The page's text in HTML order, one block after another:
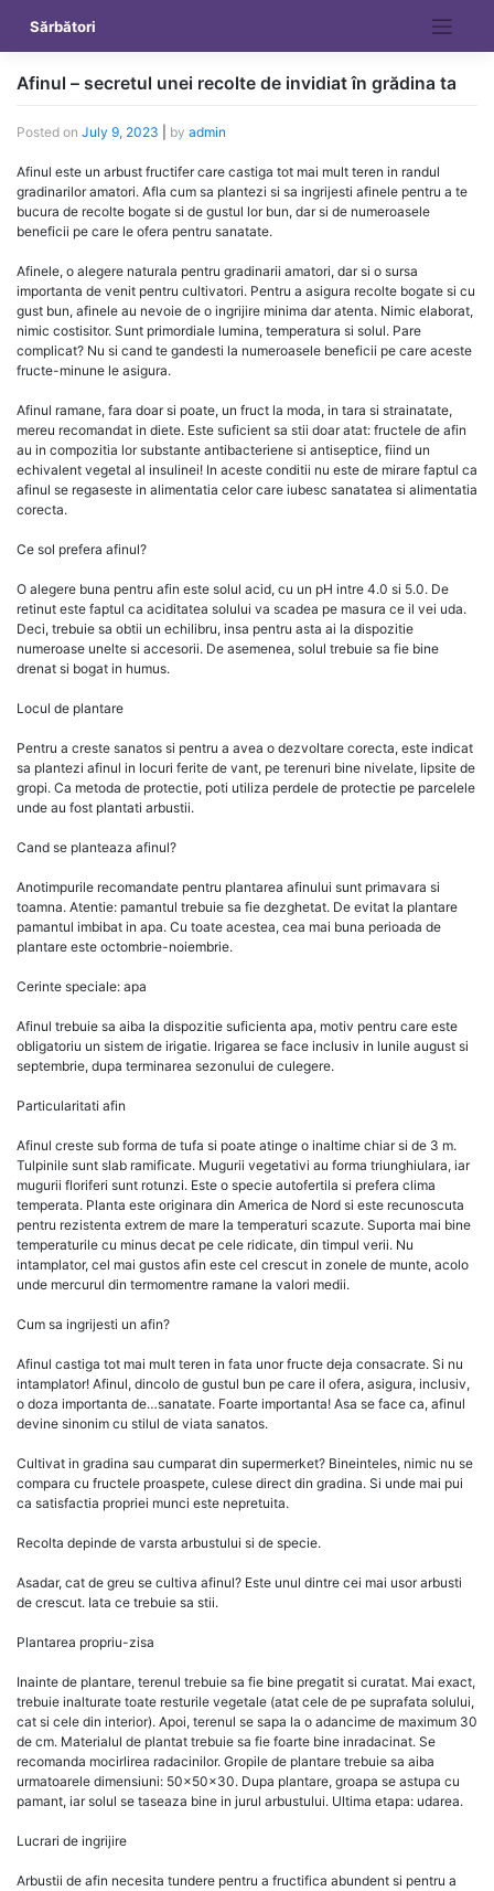
content
Sărbători
Afinul – secretul unei recolte de invidiat în grădina ta
Posted on July 9, 2023 by admin
Afinul este un arbust fructifer care castiga tot mai mult teren in randul
gradinarilor amatori. Afla cum sa plantezi si sa ingrijesti afinele pentru a te
bucura de recolte bogate si de gustul lor bun, dar si de numeroasele
beneficii pe care le ofera pentru sanatate.
Afinele, o alegere naturala pentru gradinarii amatori, dar si o sursa
importanta de venit pentru cultivatori. Pentru a asigura recolte bogate si cu
gust bun, afinele au nevoie de o ingrijire minima dar atenta. Nimic elaborat,
nimic costisitor. Sunt primordiale lumina, temperatura si solul. Pare
complicat? Nu si cand te gandesti la numeroasele beneficii pe care aceste
fructe-minune le asigura.
Afinul ramane, fara doar si poate, un fruct la moda, in tara si strainatate,
mereu recomandat in diete. Este suficient sa stii doar atat: fructele de afin
au in compozitia lor substante antibacteriene si antiseptice, fiind un
echivalent vegetal al insulinei! In aceste conditii nu este de mirare faptul ca
afinul se regaseste in alimentatia celor care iubesc sanatatea si alimentatia
corecta.
Ce sol prefera afinul?
O alegere buna pentru afin este solul acid, cu un pH intre 4.0 si 5.0. De
retinut este faptul ca aciditatea solului va scadea pe masura ce il vei uda.
Deci, trebuie sa obtii un echilibru, insa pentru asta ai la dispozitie
numeroase unelte si accesorii. De asemenea, solul trebuie sa fie bine
drenat si bogat in humus.
Locul de plantare
Pentru a creste sanatos si pentru a avea o dezvoltare corecta, este indicat
sa plantezi afinul in locuri ferite de vant, pe terenuri bine nivelate, lipsite de
gropi. Ca metoda de protectie, poti utiliza perdele de protectie pe parcelele
unde au fost plantati arbustii.
Cand se planteaza afinul?
Anotimpurile recomandate pentru plantarea afinului sunt primavara si
toamna. Atentie: pamantul trebuie sa fie dezghetat. De evitat la plantare
pamantul imbibat in apa. Cu toate acestea, cea mai buna perioada de
plantare este octombrie-noiembrie.
Cerinte speciale: apa
Afinul trebuie sa aiba la dispozitie suficienta apa, motiv pentru care este
obligatoriu un sistem de irigatie. Irigarea se face inclusiv in lunile august si
septembrie, dupa terminarea sezonului de culegere.
Particularitati afin
Afinul creste sub forma de tufa si poate atinge o inaltime chiar si de 3 m.
Tulpinile sunt slab ramificate. Mugurii vegetativi au forma triunghiulara, iar
mugurii floriferi sunt rotunzi. Este o specie autofertila si prefera clima
temperata. Planta este originara din America de Nord si este recunoscuta
pentru rezistenta extrem de mare la temperaturi scazute. Suporta mai bine
temperaturile cu minus decat pe cele ridicate, din timpul verii. Nu
intamplator, cel mai gustos afin este cel crescut in zonele de munte, acolo
unde mercurul din termomentre ramane la valori medii.
Cum sa ingrijesti un afin?
Afinul castiga tot mai mult teren in fata unor fructe deja consacrate. Si nu
intamplator! Afinul, dincolo de gustul bun pe care il ofera, asigura, inclusiv,
o doza importanta de…sanatate. Foarte importanta! Asa se face ca, afinul
devine sinonim cu stilul de viata sanatos.
Cultivat in gradina sau cumparat din supermerket? Bineinteles, nimic nu se
compara cu fructele proaspete, culese direct din gradina. Si unde mai pui
ca satisfactia propriei munci este nepretuita.
Recolta depinde de varsta arbustului si de specie.
Asadar, cat de greu se cultiva afinul? Este unul dintre cei mai usor arbusti
de crescut. Iata ce trebuie sa stii.
Plantarea propriu-zisa
Inainte de plantare, terenul trebuie sa fie bine pregatit si curatat. Mai exact,
trebuie inalturate toate resturile vegetale (atat cele de pe suprafata solului,
cat si cele din interior). Apoi, terenul se sapa la o adancime de maximum 30
de cm. Materialul de plantat trebuie sa fie foarte bine inradacinat. Se
recomanda mocirlirea radacinilor. Gropile de plantare trebuie sa aiba
urmatoarele dimensiuni: 50x50x30. Dupa plantare, groapa se astupa cu
pamant, iar solul se taseaza bine in jurul arbustului. Ultima etapa: udarea.
Lucrari de ingrijire
Arbustii de afin necesita tundere pentru a fructifica abundent si pentru a